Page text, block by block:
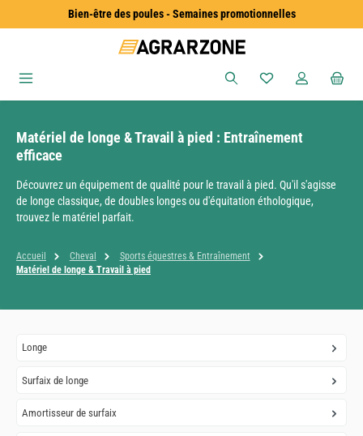
Passer au contenu principalBien-être des poules - Semaines promotionnelles
Vous avez 0
Matériel de longe & Travail à pied : Entraînement
efficace
Découvrez un équipement de qualité pour le travail à pied. Qu'il s'agisse
de longe classique, de doubles longes ou d'équitation éthologique,
trouvez le matériel parfait.
Accueil Cheval
Sports équestres & Entraînement
Matériel de longe & Travail à pied
Longe
Surfaix de longe
Amortisseur de surfaix